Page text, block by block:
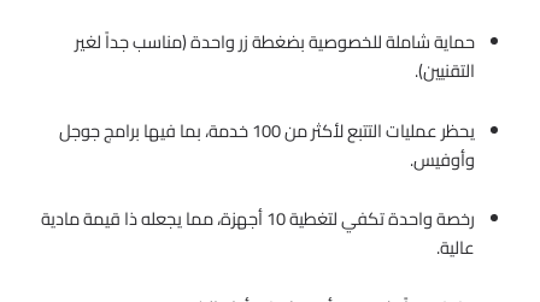
حماية شاملة للخصوصية بضغطة زر واحدة (مناسب جداً لغير
التقنيين).
يحظر عمليات التتبع لأكثر من 100 خدمة، بما فيها برامج جوجل
وأوفيس.
رخصة واحدة تكفي لتغطية 10 أجهزة، مما يجعله ذا قيمة مادية
عالية.